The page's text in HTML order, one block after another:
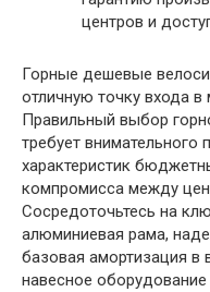
центров и
Горные дешевые
отличную точку входа в
Правильный выбор
требует внимательного
характеристик
компромисса между
Сосредоточьтесь на
алюминиевая рама,
базовая амортизация в
навесное